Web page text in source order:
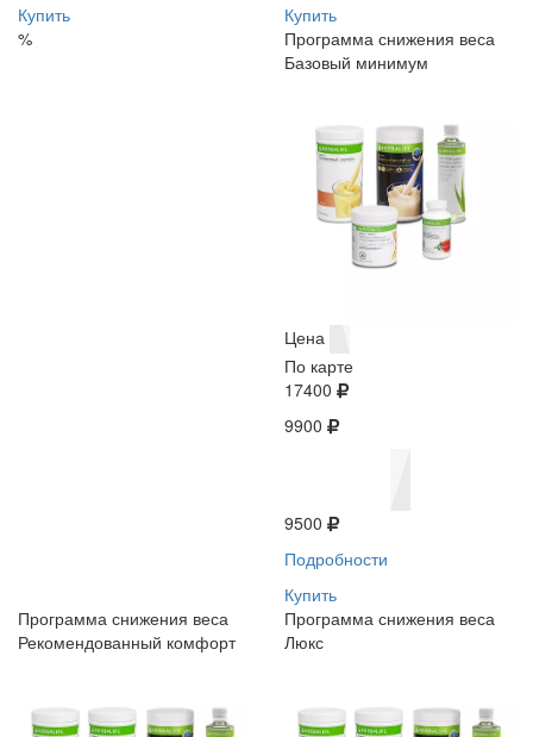
Купить
%
Купить
Программа снижения веса
Базовый минимум
Цена
По карте
17400
9900
9500
Подробности
Купить
Программа снижения веса
Рекомендованный комфорт
Программа снижения веса
Люкс